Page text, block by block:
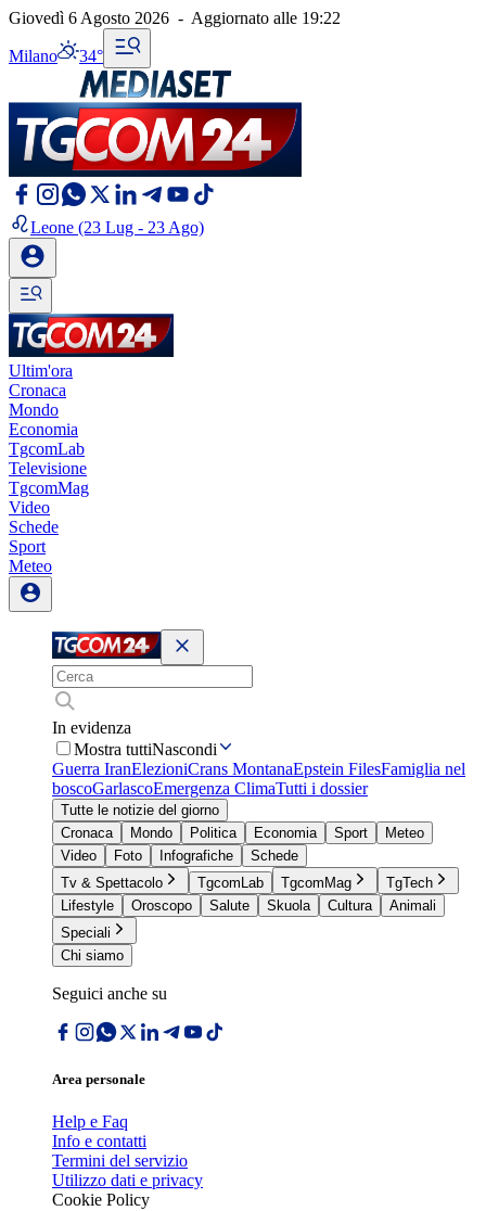
Giovedì 6 Agosto 2026 - Aggiornato alle 19:22
Milano 34°
Leone (23 Lug - 23 Ago)
Ultim'ora
Cronaca
Mondo
Economia
TgcomLab
Televisione
TgcomMag
Video
Schede
Sport
Meteo
In evidenza
Mostra tuttiNascondi
Guerra IranElezioniCrans MontanaEpstein FilesFamiglia nel
boscoGarlascoEmergenza ClimaTutti i dossier
Tutte le notizie del giorno
Cronaca
Mondo Politica Economia Sport
Meteo
Video
Foto Infografiche
Schede
Tv & Spettacolo
TgcomLab TgcomMag
TgTech
Lifestyle
Oroscopo Salute Skuola Cultura
Animali
Speciali
Chi siamo
Seguici anche su
Area personale
Help e Faq
Info e contatti
Termini del servizio
Utilizzo dati e privacy
Cookie Policy